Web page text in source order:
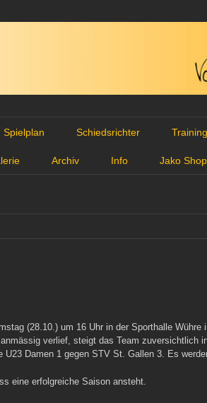
Spielplan Schiedsrichter Training
Archiv Info Jako
(28.10.) um 16 Uhr in der Sporthalle
verlief, steigt das Team zuversichtlich
Damen 1 gegen STV St. Gallen 3. Es
eine erfolgreiche Saison ansteht.